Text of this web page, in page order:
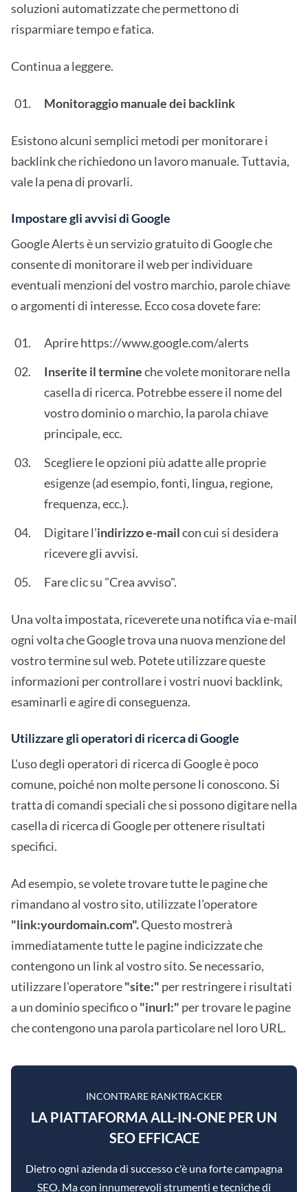
soluzioni automatizzate che permettono di
risparmiare tempo e fatica.
Continua a leggere.
Monitoraggio manuale dei backlink
Esistono alcuni semplici metodi per monitorare i
backlink che richiedono un lavoro manuale. Tuttavia,
vale la pena di provarli.
Impostare gli avvisi di Google
Google Alerts è un servizio gratuito di Google che
consente di monitorare il web per individuare
eventuali menzioni del vostro marchio, parole chiave
o argomenti di interesse. Ecco cosa dovete fare:
Aprire https://www.google.com/alerts
Inserite il termineche volete monitorare nella
casella di ricerca. Potrebbe essere il nome del
vostro dominio o marchio, la parola chiave
principale, ecc.
Scegliere le opzioni più adatte alle proprie
esigenze (ad esempio, fonti, lingua, regione,
frequenza, ecc.).
Digitare l'indirizzo e-mailcon cui si desidera
ricevere gli avvisi.
Fare clic su "Crea avviso".
Una volta impostata, riceverete una notifica via e-mail
ogni volta che Google trova una nuova menzione del
vostro termine sul web. Potete utilizzare queste
informazioni per controllare i vostri nuovi backlink,
esaminarli e agire di conseguenza.
Utilizzare gli operatori di ricerca di Google
L'uso degli operatori di ricerca di Google è poco
comune, poiché non molte persone li conoscono. Si
tratta di comandi speciali che si possono digitare nella
casella di ricerca di Google per ottenere risultati
specifici.
Ad esempio, se volete trovare tutte le pagine che
rimandano al vostro sito, utilizzate l'operatore
"link:yourdomain.com".Questo mostrerà
immediatamente tutte le pagine indicizzate che
contengono un link al vostro sito. Se necessario,
utilizzare l'operatore"site:" per restringere i risultati
a un dominio specifico o"inurl:" per trovare le pagine
che contengono una parola particolare nel loro URL.
INCONTRARE RANKTRACKER
LA PIATTAFORMA ALL-IN-ONE PER UN
SEO EFFICACE
Dietro ogni azienda di successo c'è una forte campagna
SEO. Ma con innumerevoli strumenti e tecniche di